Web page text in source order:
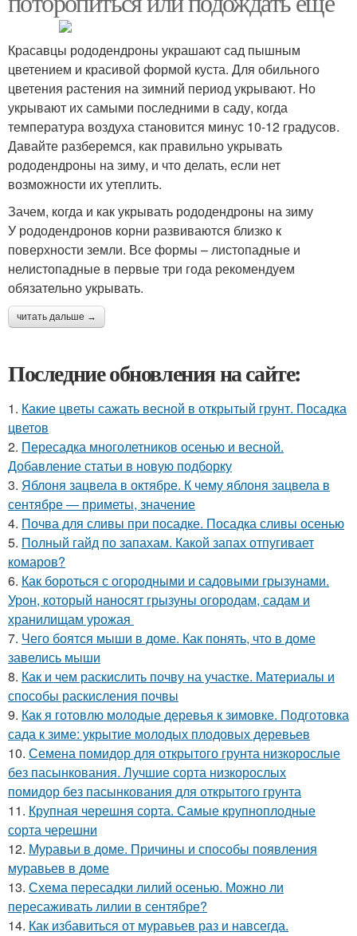
Красавцы рододендроны украшают сад пышным
цветением и красивой формой куста. Для обильного
цветения растения на зимний период укрывают. Но
укрывают их самыми последними в саду, когда
температура воздуха становится минус 10-12 градусов.
Давайте разберемся, как правильно укрывать
рододендроны на зиму, и что делать, если нет
возможности их утеплить.
Зачем, когда и как укрывать рододендроны на зиму
У рододендронов корни развиваются близко к
поверхности земли. Все формы – листопадные и
нелистопадные в первые три года рекомендуем
обязательно укрывать.
читать дальше →
Последние обновления на сайте:
1. Какие цветы сажать весной в открытый грунт. Посадка
цветов
2. Пересадка многолетников осенью и весной.
Добавление статьи в новую подборку
3. Яблоня зацвела в октябре. К чему яблоня зацвела в
сентябре — приметы, значение
4. Почва для сливы при посадке. Посадка сливы осенью
5. Полный гайд по запахам. Какой запах отпугивает
комаров?
6. Как бороться с огородными и садовыми грызунами.
Урон, который наносят грызуны огородам, садам и
хранилищам урожая
7. Чего боятся мыши в доме. Как понять, что в доме
завелись мыши
8. Как и чем раскислить почву на участке. Материалы и
способы раскисления почвы
9. Как я готовлю молодые деревья к зимовке. Подготовка
сада к зиме: укрытие молодых плодовых деревьев
10. Семена помидор для открытого грунта низкорослые
без пасынкования. Лучшие сорта низкорослых
помидор без пасынкования для открытого грунта
11. Крупная черешня сорта. Самые крупноплодные
сорта черешни
12. Муравьи в доме. Причины и способы появления
муравьев в доме
13. Схема пересадки лилий осенью. Можно ли
пересаживать лилии в сентябре?
14. Как избавиться от муравьев раз и навсегда.